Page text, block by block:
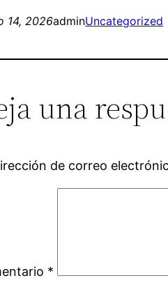
14, 2026adminUncategorized
una
de correo
*